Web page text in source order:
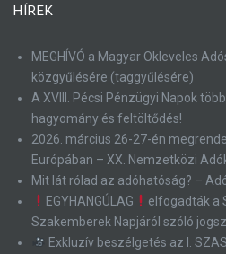
HÍREK
MEGHÍVÓ a Magyar Okleveles
közgyűlésére (taggyűlésére)
A XVIII. Pécsi Pénzügyi Napok
hagyomány és feltöltődés!
2026. március 26-27-én
Európában – XX. Nemzetközi
Mit lát rólad az adóhatóság? –
EGYHANGÚLAG
elfogadták a
Szakemberek Napjáról szóló
Exkluzív beszélgetés az I.